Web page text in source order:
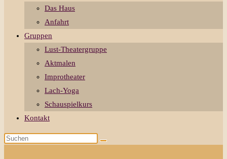
Das Haus
Anfahrt
Gruppen
Lust-Theatergruppe
Aktmalen
Improtheater
Lach-Yoga
Schauspielkurs
Kontakt
Diese